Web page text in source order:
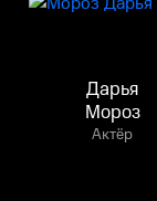
Дарья
Мороз
Актёр